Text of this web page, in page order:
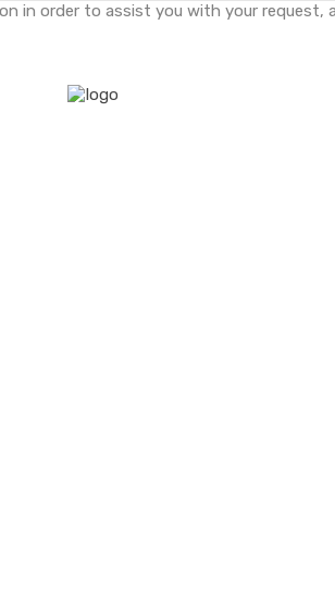
in order to assist you with your request,